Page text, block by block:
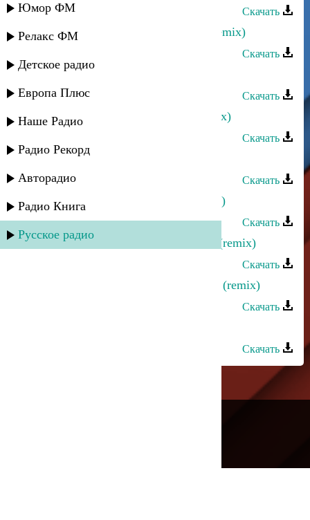
Юмор ФМ
Релакс ФМ
Детское радио
Европа Плюс
Наше Радио
Радио Рекорд
Авторадио
Радио Книга
Русское радио
Скачать
Алик Шах-Мурадов - Иллаллах (remix)
Скачать
Илья Ханукаев - Казачка (remix)
Скачать
Илья Ханукаев - Воды арыка (remix)
Скачать
Жасмин - Холодно (Remix)
Скачать
Жасмин - Самый любимый (Remix)
Скачать
Ринат Каримов - Больше не стать (remix)
Скачать
Эльдар Далгатов - Знойной ночью (remix)
Скачать
Скачать